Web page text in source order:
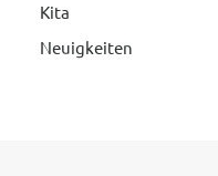
Kita
Neuigkeiten